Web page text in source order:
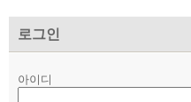
로그인
아이디
- 게시판 상담
- 바로보기